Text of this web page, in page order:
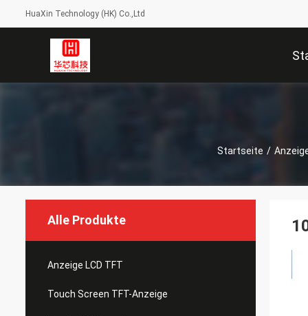
HuaXin Technology (HK) Co.,Ltd
Startseite /
Alle Produkte
Anzeige LCD TFT
Touch Screen TFT-Anzeige